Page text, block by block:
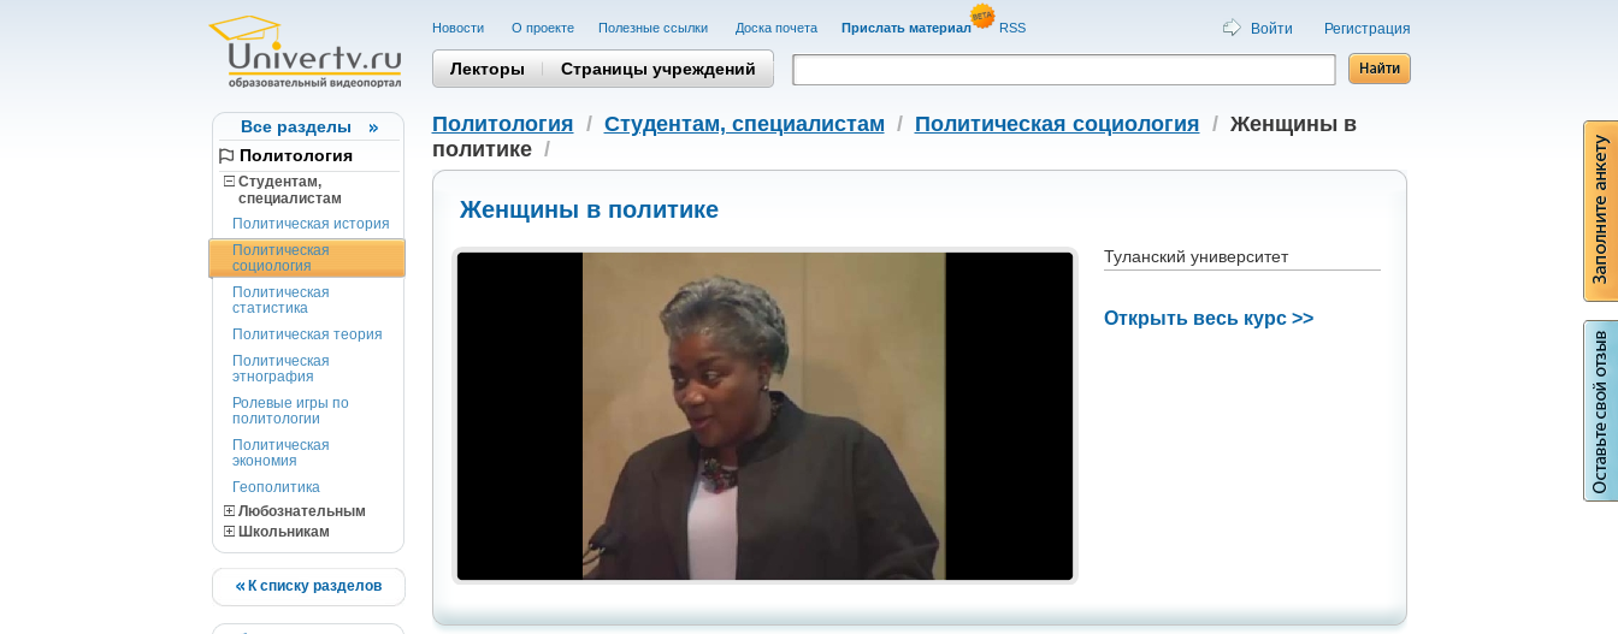
Все разделы
Политология
Студентам,
cпециалистам
Политическая история
Политическая
социология
Политическая
статистика
Политическая теория
Политическая
этнография
Ролевые игры по
политологии
Политическая
экономия
Геополитика
Любознательным
Школьникам
К списку разделов
Новости О проекте Полезные cсылки Доска почета Прислать материал RSS Войти Регистрация
Лекторы Страницы учреждений
Политология / Студентам, cпециалистам / Политическая социология / Женщины в
политике/
Женщины в политике
Туланский университет
Открыть весь курс >>